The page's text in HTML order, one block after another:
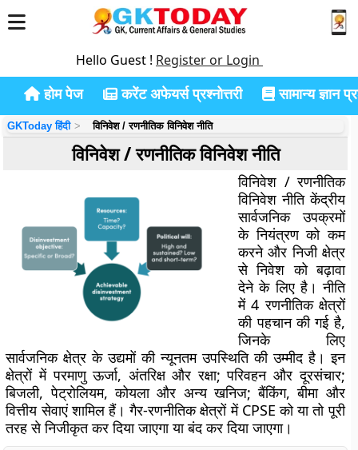
Hello Guest ! Register or Login
होम पेज करेंट अफेयर्स प्रश्नोत्तरी सामान्य ज्ञान
GKToday हिंदी विनिवेश / रणनीतिक विनिवेश नीति
विनिवेश / रणनीतिक विनिवेश नीति
विनिवेश / रणनीतिक
विनिवेश नीति केंद्रीय
सार्वजनिक उपक्रमों
के नियंत्रण को कम
करने और निजी क्षेत्र
से निवेश को बढ़ावा
देने के लिए है। नीति
में 4 रणनीतिक क्षेत्रों
की पहचान की गई है,
जिनके लिए
सार्वजनिक क्षेत्र के उद्यमों की न्यूनतम उपस्थिति की उम्मीद है। इन
क्षेत्रों में परमाणु ऊर्जा, अंतरिक्ष और रक्षा; परिवहन और दूरसंचार;
बिजली, पेट्रोलियम, कोयला और अन्य खनिज; बैंकिंग, बीमा और
वित्तीय सेवाएं शामिल हैं। गैर-रणनीतिक क्षेत्रों में CPSE को या तो पूरी
तरह से निजीकृत कर दिया जाएगा या बंद कर दिया जाएगा।